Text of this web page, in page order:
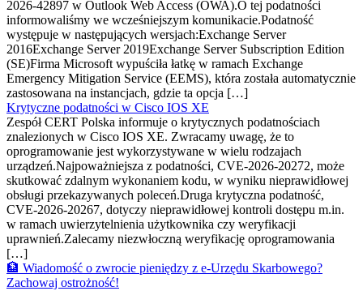
2026-42897 w Outlook Web Access (OWA).O tej podatności
informowaliśmy we wcześniejszym komunikacie.Podatność
występuje w następujących wersjach:Exchange Server
2016Exchange Server 2019Exchange Server Subscription Edition
(SE)Firma Microsoft wypuściła łatkę w ramach Exchange
Emergency Mitigation Service (EEMS), która została automatycznie
zastosowana na instancjach, gdzie ta opcja […]
Krytyczne podatności w Cisco IOS XE
Zespół CERT Polska informuje o krytycznych podatnościach
znalezionych w Cisco IOS XE. Zwracamy uwagę, że to
oprogramowanie jest wykorzystywane w wielu rodzajach
urządzeń.Najpoważniejsza z podatności, CVE-2026-20272, może
skutkować zdalnym wykonaniem kodu, w wyniku nieprawidłowej
obsługi przekazywanych poleceń.Druga krytyczna podatność,
CVE-2026-20267, dotyczy nieprawidłowej kontroli dostępu m.in.
w ramach uwierzytelnienia użytkownika czy weryfikacji
uprawnień.Zalecamy niezwłoczną weryfikację oprogramowania
[…]
🏦 Wiadomość o zwrocie pieniędzy z e-Urzędu Skarbowego?
Zachowaj ostrożność!